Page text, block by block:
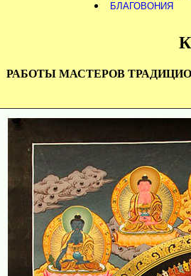
БЛАГОВОНИЯ
РАБОТЫ МАСТЕРОВ